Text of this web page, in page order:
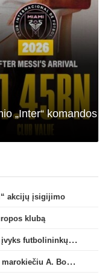
„Inter“ komandos
akcijų įsigijimo
klubą
Tarp „Crystal Palace“ ir „Everton“ klubų įvyks futbolininkų mainai
„Man City“ klubas pasiekė susitarimą su marokiečiu A. Bouaddi